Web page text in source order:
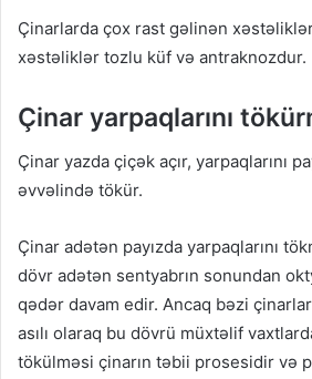
Çinarlarda çox rast gəlinən
xəstəliklər tozlu küf və antraknozdur.
Çinar yarpaqlarını
Çinar yazda çiçək açır, yarpaqlarını
əvvəlində tökür.
Çinar adətən payızda yarpaqlarını
dövr adətən sentyabrın sonundan
qədər davam edir. Ancaq bəzi
asılı olaraq bu dövrü müxtəlif
tökülməsi çinarın təbii prosesidir və